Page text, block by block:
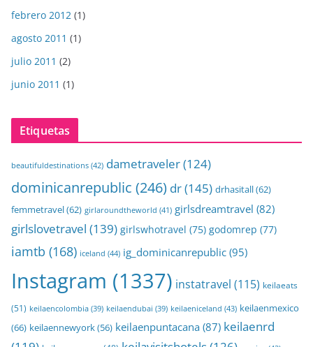
febrero 2012 (1)
agosto 2011 (1)
julio 2011 (2)
junio 2011 (1)
Etiquetas
beautifuldestinations (42) dametraveler(124)
dominicanrepublic (246) dr(145) drhasitall(62)
femmetravel(62) girlaroundtheworld (41) girlsdreamtravel (82)
girlslovetravel (139) girlswhotravel (75) godomrep (77)
iamtb (168) iceland (44) ig_dominicanrepublic (95)
Instagram (1337) instatravel (115) keilaeats
(51) keilaencolombia (39) keilaendubai (39) keilaeniceland (43) keilaenmexico
(66) keilaennewyork(56) keilaenpuntacana (87) keilaenrd